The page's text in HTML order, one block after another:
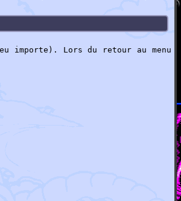
importe). Lors du retour au menu